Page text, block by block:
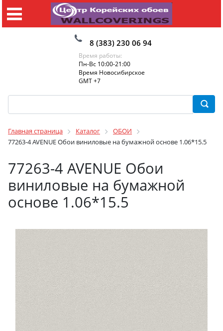
8 (383) 230 06 94
Время работы:
Пн-Вс 10:00-21:00
Время Новосибирское
GMT +7
Главная страница Каталог
ОБОИ
77263-4 AVENUE Обои виниловые на бумажной основе 1.06*15.5
77263-4 AVENUE Обои
виниловые на бумажной
основе 1.06*15.5